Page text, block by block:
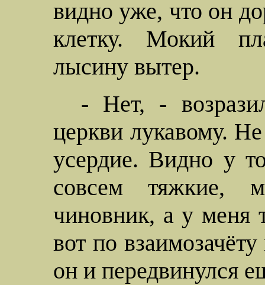
видно уже, что он
клетку. Мокий
лысину вытер.
- Нет, -
церкви лукавому.
усердие. Видно у
совсем тяжкие,
чиновник, а у меня
вот по
он и передвинулся